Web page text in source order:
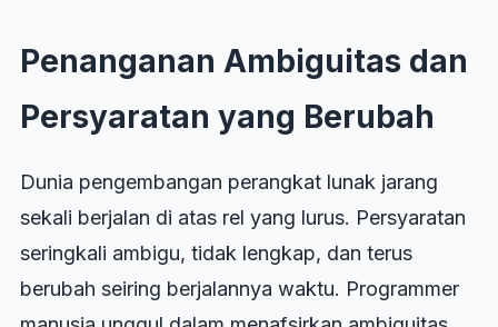
Penanganan Ambiguitas dan
Persyaratan yang Berubah
Dunia pengembangan perangkat lunak jarang
sekali berjalan di atas rel yang lurus. Persyaratan
seringkali ambigu, tidak lengkap, dan terus
berubah seiring berjalannya waktu. Programmer